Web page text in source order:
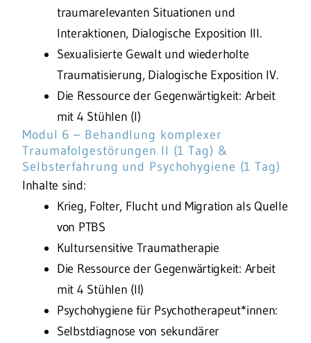
traumarelevanten Situationen und
Interaktionen, Dialogische Exposition III.
Sexualisierte Gewalt und wiederholte
Traumatisierung, Dialogische Exposition IV.
Die Ressource der Gegenwärtigkeit: Arbeit
mit 4 Stühlen (I)
Modul 6 – Behandlung komplexer
Traumafolgestörungen II (1 Tag) &
Selbsterfahrung und Psychohygiene (1 Tag)
Inhalte sind:
Krieg, Folter, Flucht und Migration als Quelle
von PTBS
Kultursensitive Traumatherapie
Die Ressource der Gegenwärtigkeit: Arbeit
mit 4 Stühlen (II)
Psychohygiene für Psychotherapeut*innen:
Selbstdiagnose von sekundärer